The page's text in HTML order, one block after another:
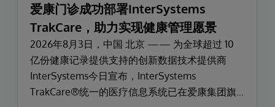
爱康门诊成功部署InterSystems
TrakCare，助力实现健康管理愿景
2026年8月3日，中国 北京 —— 为全球超过 10
亿份健康记录提供支持的创新数据技术提供商
InterSystems今日宣布，InterSystems
TrakCare®统一的医疗信息系统已在爱康集团旗